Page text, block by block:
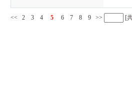
<< 2 3 4 5 6 7 8 9 >> [